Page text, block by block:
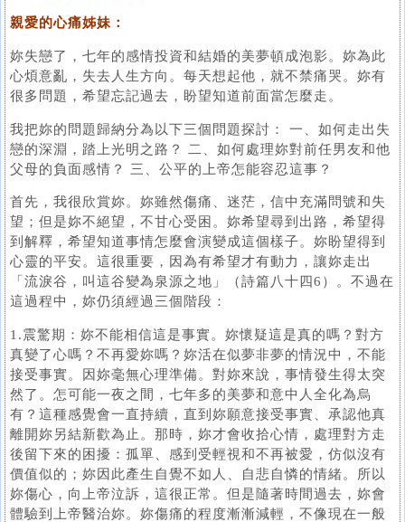
親愛的心痛姊妹：
妳失戀了，七年的感情投資和結婚的美夢頓成泡影。妳為此
心煩意亂，失去人生方向。每天想起他，就不禁痛哭。妳有
很多問題，希望忘記過去，盼望知道前面當怎麼走。
我把妳的問題歸納分為以下三個問題探討： 一、如何走出失
戀的深淵，踏上光明之路？ 二、如何處理妳對前任男友和他
父母的負面感情？ 三、公平的上帝怎能容忍這事？
首先，我很欣賞妳。妳雖然傷痛、迷茫，信中充滿問號和失
望；但是妳不絕望，不甘心受困。妳希望尋到出路，希望得
到解釋，希望知道事情怎麼會演變成這個樣子。妳盼望得到
心靈的平安。這很重要，因為有希望才有動力，讓妳走出
「流淚谷，叫這谷變為泉源之地」（詩篇八十四6）。不過在
這過程中，妳仍須經過三個階段：
1.震驚期：妳不能相信這是事實。妳懷疑這是真的嗎？對方
真變了心嗎？不再愛妳嗎？妳活在似夢非夢的情況中，不能
接受事實。因妳毫無心理準備。對妳來說，事情發生得太突
然了。怎可能一夜之間，七年多的美夢和意中人全化為烏
有？這種感覺會一直持續，直到妳願意接受事實、承認他真
離開妳另結新歡為止。那時，妳才會收拾心情，處理對方走
後留下來的困擾：孤單、感到受輕視和不再被愛，仿似沒有
價值似的；妳因此產生自覺不如人、自悲自憐的情緒。所以
妳傷心，向上帝泣訴，這很正常。但是隨著時間過去，妳會
體驗到上帝醫治妳。妳傷痛的程度漸漸減輕，不像現在一般